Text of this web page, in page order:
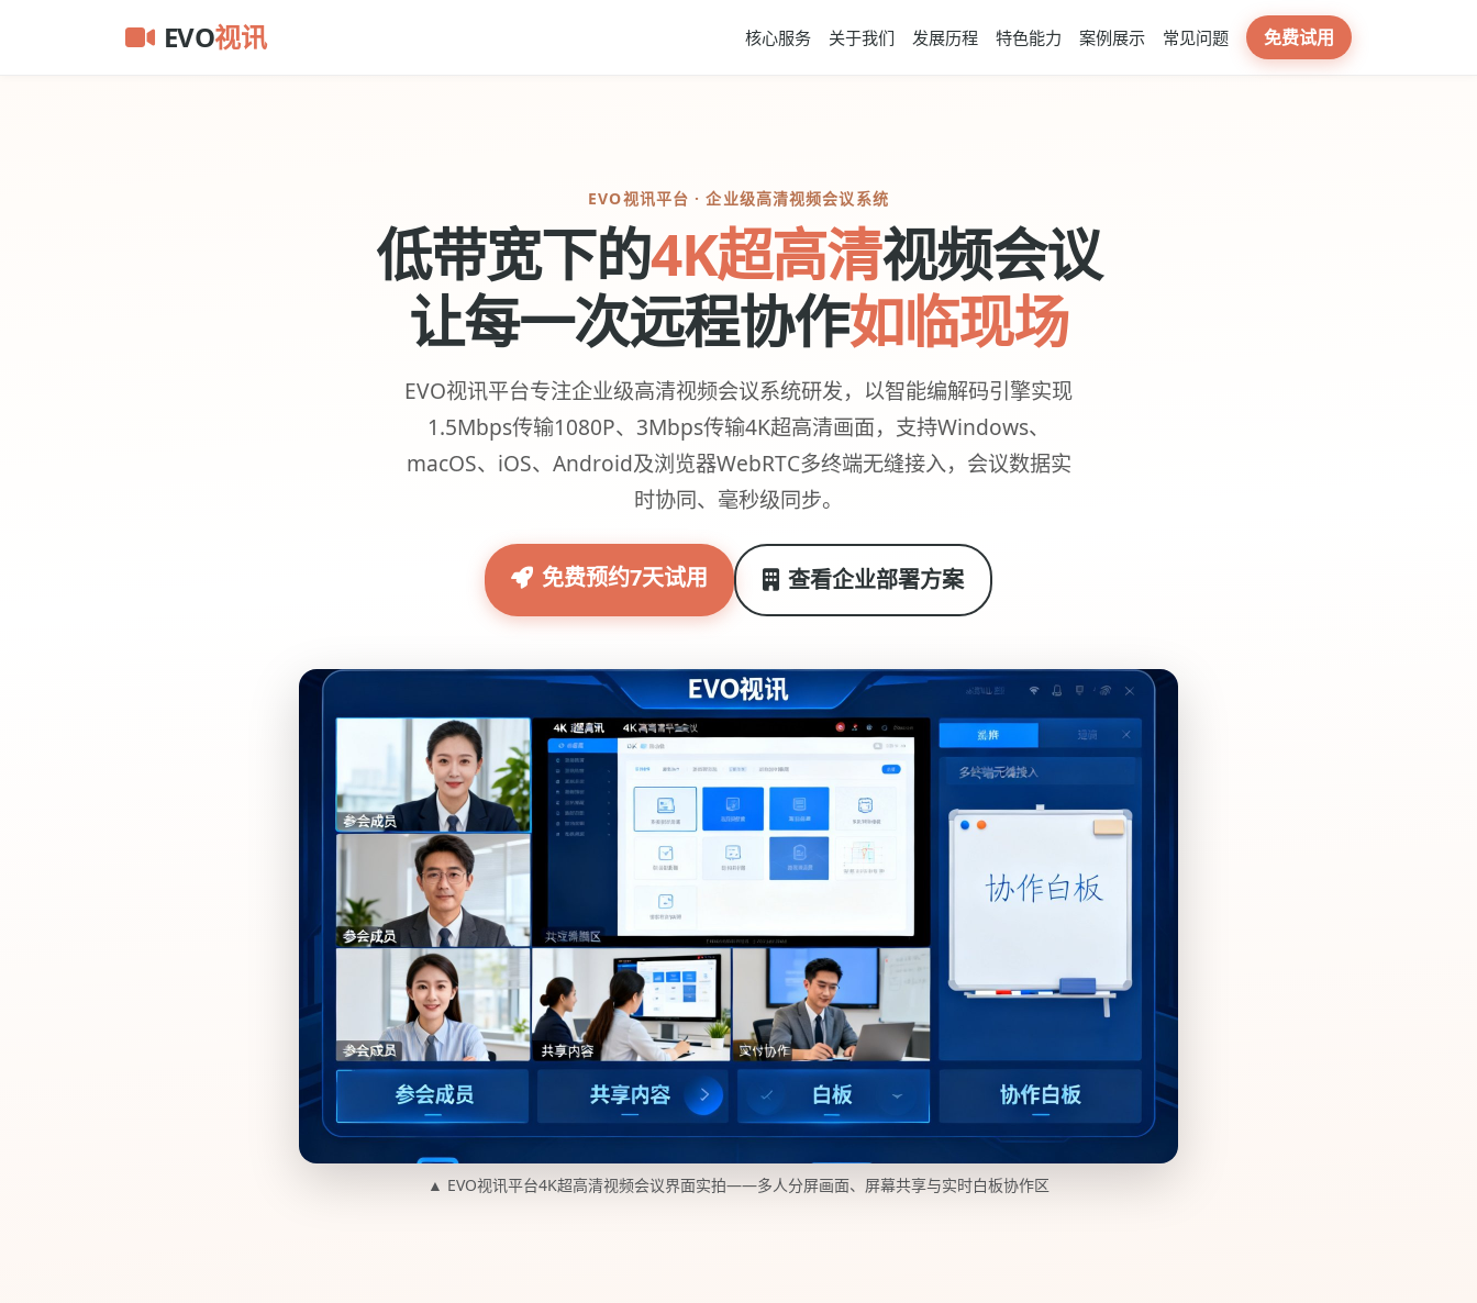
EVO视讯 核心服务 关于我们 发展历程 特色能力 案例展示 常见问题 免费试用
EVO视讯平台 · 企业级高清视频会议系统
低带宽下的4K超高清视频会议
让每一次远程协作如临现场
EVO视讯平台专注企业级高清视频会议系统研发，以智能编解码引擎实现
1.5Mbps传输1080P、3Mbps传输4K超高清画面，支持Windows、
macOS、iOS、Android及浏览器WebRTC多终端无缝接入，会议数据实
时协同、毫秒级同步。
免费预约7天试用 查看企业部署方案
▲ EVO视讯平台4K超高清视频会议界面实拍——多人分屏画面、屏幕共享与实时白板协作区